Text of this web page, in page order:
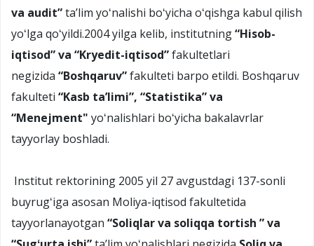
va audit”taʼlim yoʻnalishi boʻyicha oʻqishga kabul qilish
yoʻlga qoʻyildi.2004 yilga kelib, institutning“Hisob-
iqtisod”va “Kryedit-iqtisod”fakultetlari
negizida “Boshqaruv”fakulteti barpo etildi. Boshqaruv
fakulteti “Kasb taʼlimi”, “Statistika” va
“Menejment" yoʻnalishlari boʻyicha bakalavrlar
tayyorlay boshladi.
Institut rektorining 2005 yil 27 avgustdagi 137-sonli
buyrugʻiga asosan Moliya-iqtisod fakultetida
tayyorlanayotgan “Soliqlar va soliqqa tortish ” va